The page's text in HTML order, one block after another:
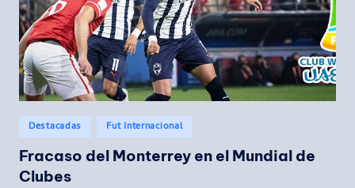
Publicado
en
Destacadas Fut Internacional
Fracaso del Monterrey en el Mundial de
Clubes